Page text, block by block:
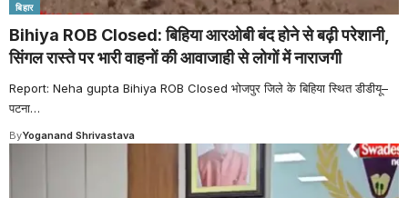
बिहार
Bihiya ROB Closed: बिहिया आरओबी बंद होने से बढ़ी परेशानी,
सिंगल रास्ते पर भारी वाहनों की आवाजाही से लोगों में नाराजगी
Report: Neha gupta Bihiya ROB Closed भोजपुर जिले के बिहिया स्थित डीडीयू–
पटना…
ByYoganand Shrivastava